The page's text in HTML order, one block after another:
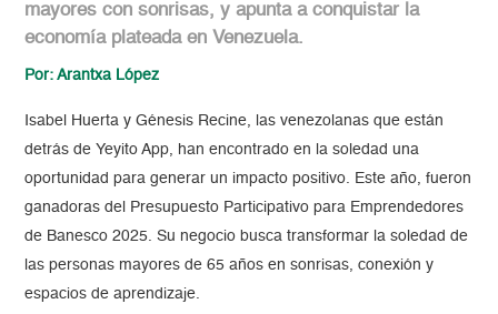
mayores con sonrisas, y apunta a conquistar la
economía plateada en Venezuela.
Por: Arantxa López
Isabel Huerta y Génesis Recine, las venezolanas que están
detrás de Yeyito App, han encontrado en la soledad una
oportunidad para generar un impacto positivo. Este año, fueron
ganadoras del Presupuesto Participativo para Emprendedores
de Banesco 2025. Su negocio busca transformar la soledad de
las personas mayores de 65 años en sonrisas, conexión y
espacios de aprendizaje.